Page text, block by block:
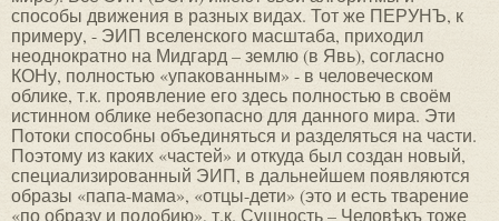
способы движения в разных видах. Тот же ПЕРУНЪ, к
примеру, - ЭИП вселенского масштаба, приходил
неоднократно на Мидгард – землю (в Явь), согласно
КОНу, полностью «упакованным» - в человеческом
облике, т.к. проявление его здесь полностью в своём
истинном облике небезопасно для данного мира. Эти
Потоки способны объединяться и разделяться на части.
Поэтому из каких «частей» и откуда был создан новый,
специализированный ЭИП, в дальнейшем появляются
образы «папа-мама», «отцы-дети» (это и есть тварение
«по образу и подобию», т.к. Сущность – Человѣкъ тоже